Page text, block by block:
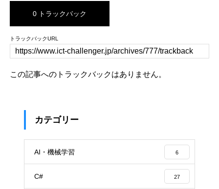
0 トラックバック
トラックバックURL
この記事へのトラックバックはありません。
カテゴリー
AI・機械学習 6
C# 27